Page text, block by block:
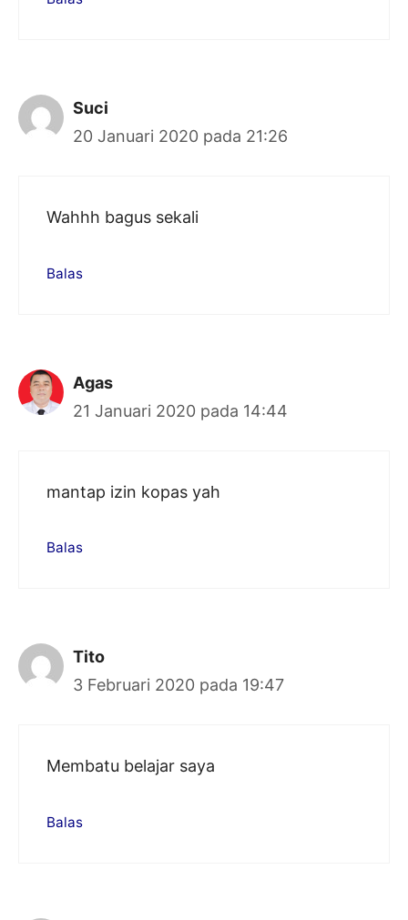
Suci
20 Januari 2020 pada 21:26
Wahhh bagus sekali
Balas
Agas
21 Januari 2020 pada 14:44
mantap izin kopas yah
Balas
Tito
3 Februari 2020 pada 19:47
Membatu belajar saya
Balas